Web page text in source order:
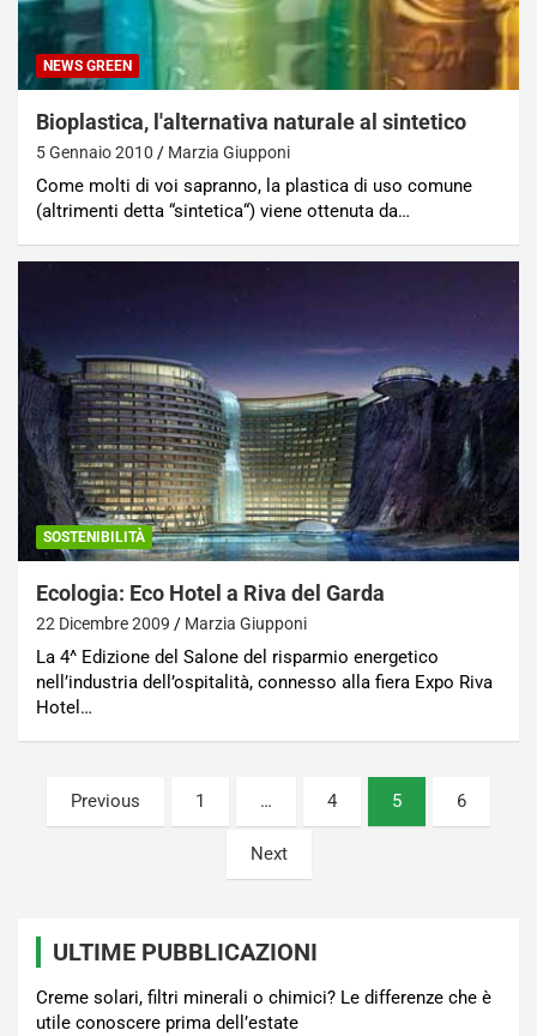
NEWS GREEN
Bioplastica, l'alternativa naturale al sintetico
5 Gennaio 2010 Marzia Giupponi
Come molti di voi sapranno, la plastica di uso comune
(altrimenti detta “sintetica“) viene ottenuta da…
SOSTENIBILITÀ
Ecologia: Eco Hotel a Riva del Garda
22 Dicembre 2009 Marzia Giupponi
La 4^ Edizione del Salone del risparmio energetico
nell’industria dell’ospitalità, connesso alla fiera Expo Riva
Hotel…
Paginazione
degli
Previous 1 … 4 5 6
Next
ULTIME PUBBLICAZIONI
Creme solari, filtri minerali o chimici? Le differenze che è
utile conoscere prima dell’estate